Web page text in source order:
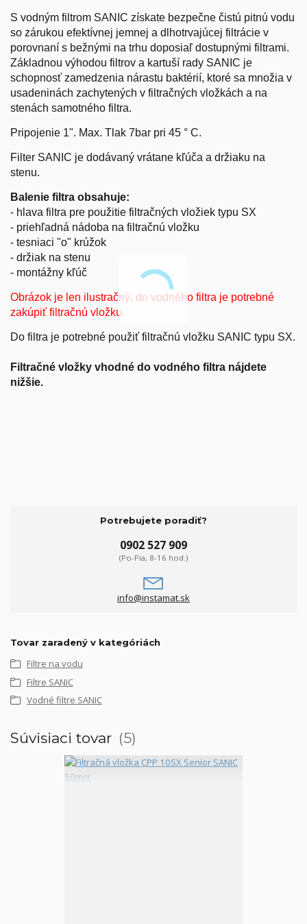
S vodným filtrom SANIC získate bezpečne čistú pitnú vodu
so zárukou efektívnej jemnej a dlhotrvajúcej filtrácie v
porovnaní s bežnými na trhu doposiaľ dostupnými filtrami.
Základnou výhodou filtrov a kartuší rady SANIC je
schopnosť zamedzenia nárastu baktérií, ktoré sa množia v
usadeninách zachytených v filtračných vložkách a na
stenách samotného filtra.
Pripojenie 1". Max. Tlak 7bar pri 45 ° C.
Filter SANIC je dodávaný vrátane kľúča a držiaku na
stenu.
Balenie filtra obsahuje:
- hlava filtra pre použitie filtračných vložiek typu SX
- priehľadná nádoba na filtračnú vložku
- tesniaci "o" krúžok
- držiak na stenu
- montážny kľúč
Obrázok je len ilustračný, do vodného filtra je potrebné
zakúpiť filtračnú vložku.
Do filtra je potrebné použiť filtračnú vložku SANIC typu SX.
Filtračné vložky vhodné do vodného filtra nájdete
nižšie.
Potrebujete poradiť?
0902 527 909
(Po-Pia, 8-16 hod.)
info@instamat.sk
Tovar zaradený v kategóriách
Filtre na vodu
Filtre SANIC
Vodné filtre SANIC
Súvisiaci tovar 5